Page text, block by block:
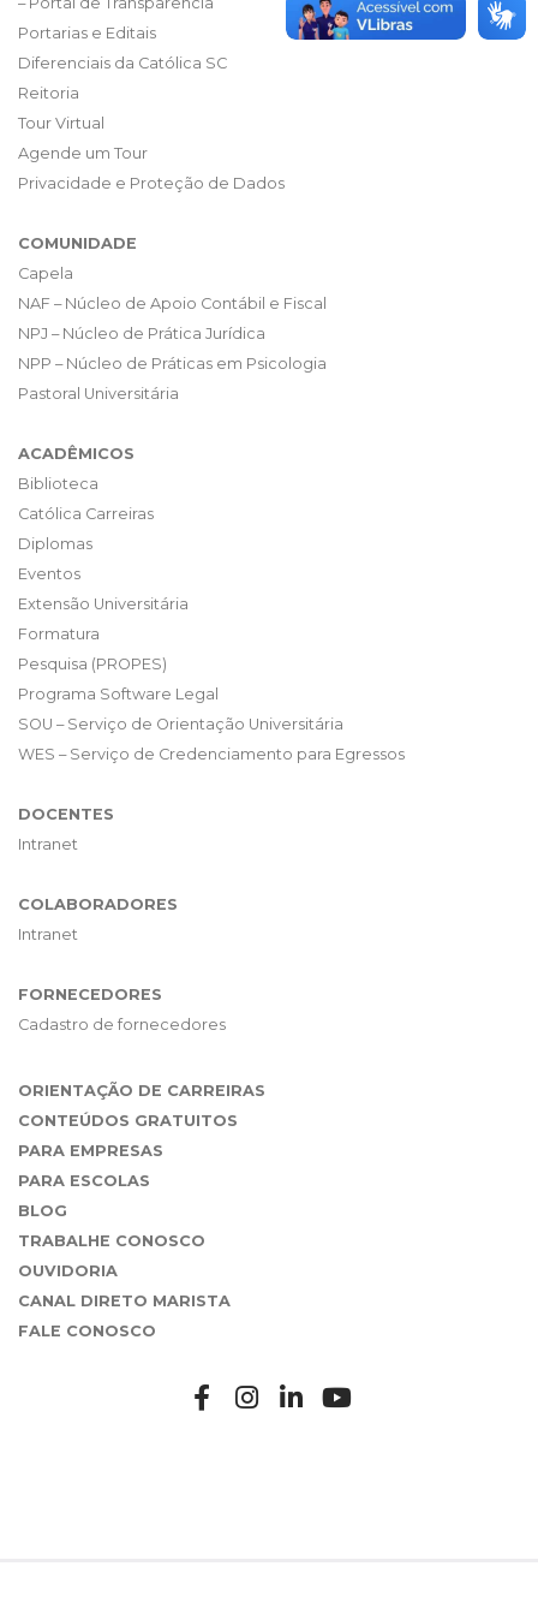
Portarias e Editais
Diferenciais da Católica SC
Reitoria
Tour Virtual
Agende um Tour
Privacidade e Proteção de Dados
COMUNIDADE
Capela
NAF – Núcleo de Apoio Contábil e Fiscal
NPJ – Núcleo de Prática Jurídica
NPP – Núcleo de Práticas em Psicologia
Pastoral Universitária
ACADÊMICOS
Biblioteca
Católica Carreiras
Diplomas
Eventos
Extensão Universitária
Formatura
Pesquisa (PROPES)
Programa Software Legal
SOU – Serviço de Orientação Universitária
WES – Serviço de Credenciamento para Egressos
DOCENTES
Intranet
COLABORADORES
Intranet
FORNECEDORES
Cadastro de fornecedores
ORIENTAÇÃO DE CARREIRAS
CONTEÚDOS GRATUITOS
PARA EMPRESAS
PARA ESCOLAS
BLOG
TRABALHE CONOSCO
OUVIDORIA
CANAL DIRETO MARISTA
FALE CONOSCO